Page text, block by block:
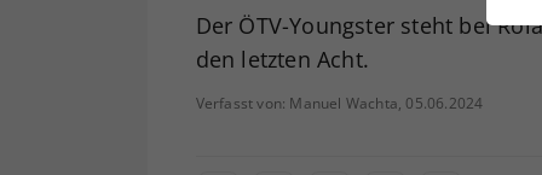
Der ÖTV-Youngster steht bei
den letzten Acht.
Verfasst von: Manuel Wachta, 05.06.2024